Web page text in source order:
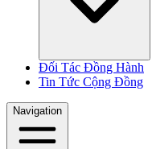
Đối Tác Đồng Hành
Tin Tức Cộng Đồng
Navigation